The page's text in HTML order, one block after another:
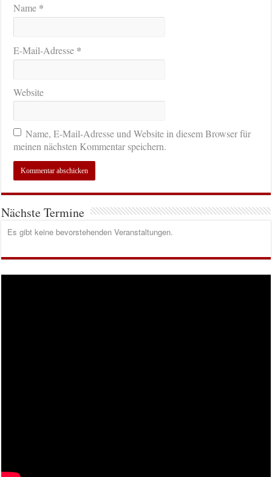
Name *
E-Mail-Adresse *
Website
Name, E-Mail-Adresse und Website in diesem Browser für
meinen nächsten Kommentar speichern.
Nächste Termine
Es gibt keine bevorstehenden Veranstaltungen.